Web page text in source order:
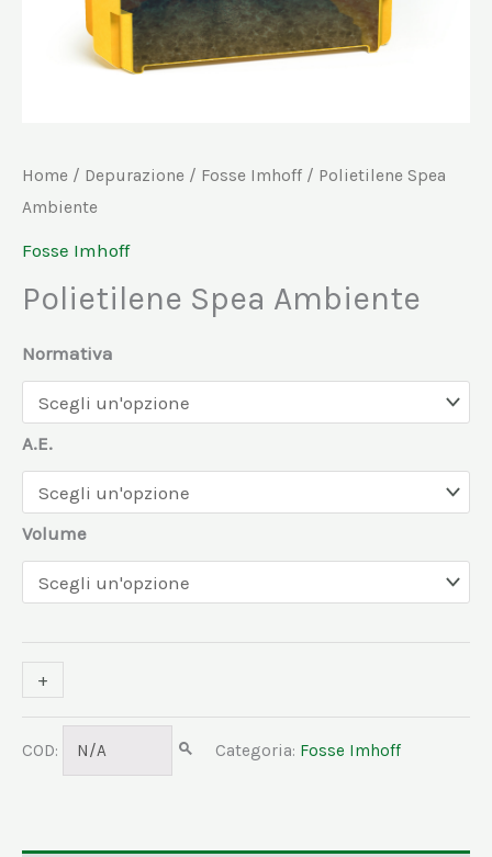
Home / Depurazione / Fosse Imhoff / Polietilene Spea
Ambiente
Fosse Imhoff
Polietilene Spea Ambiente
Normativa
A.E.
Volume
-
+
COD: N/A Categoria: Fosse Imhoff